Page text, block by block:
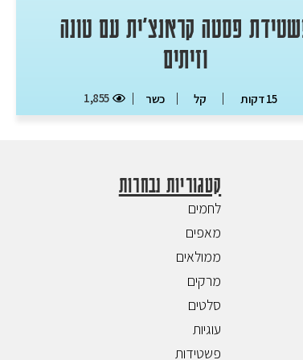
פסטה קראנצ'ית עם טונה
וזיתים
15 דקות קל כשר 1,855
קטגוריות נבחרות
לחמים
מאפים
ממולאים
מרקים
סלטים
עוגיות
פשטידות